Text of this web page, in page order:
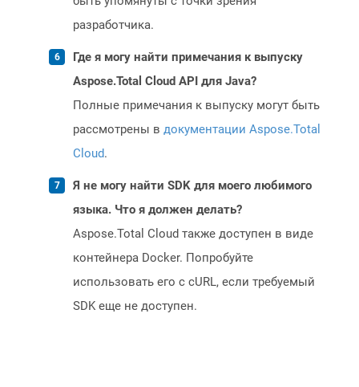
разработчика.
Где я могу найти примечания к выпуску
Aspose.Total Cloud API для Java?
Полные примечания к выпуску могут быть
рассмотрены в документации Aspose.Total
Cloud.
Я не могу найти SDK для моего любимого
языка. Что я должен делать?
Aspose.Total Cloud также доступен в виде
контейнера Docker. Попробуйте
использовать его с cURL, если требуемый
SDK еще не доступен.